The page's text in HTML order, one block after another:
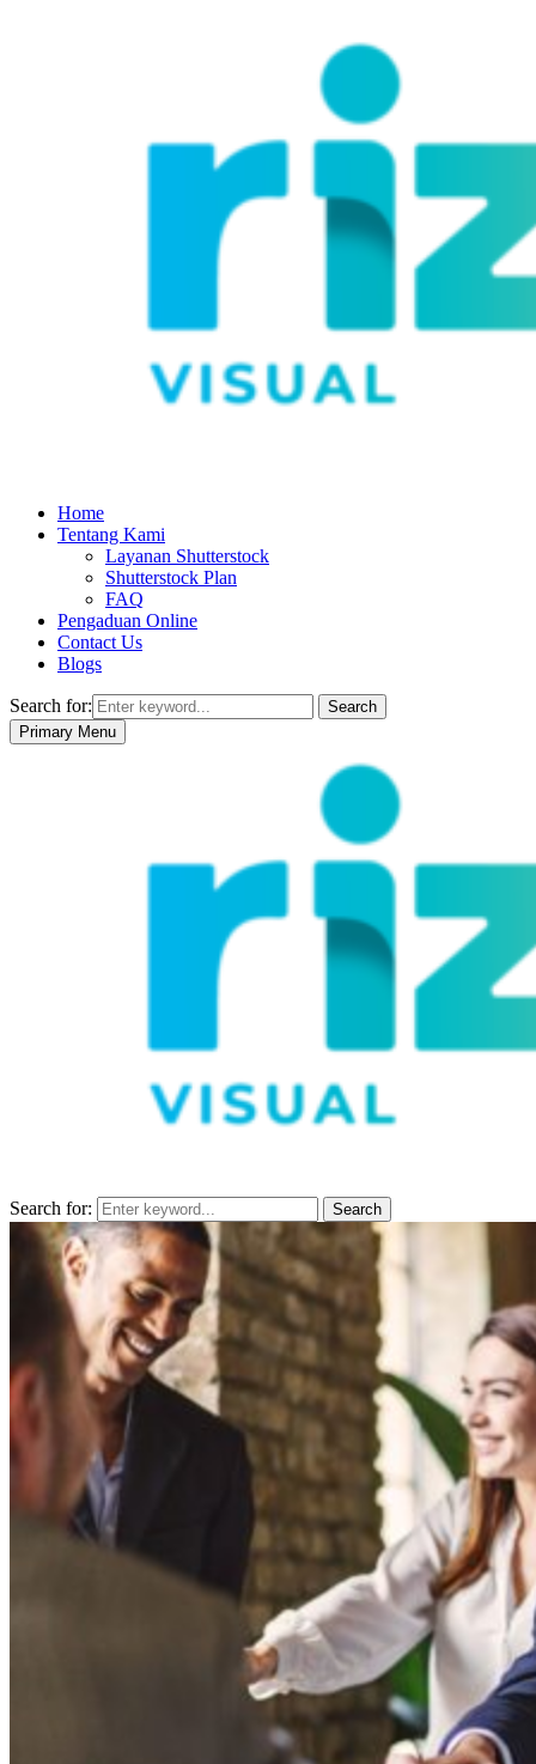
Home
Tentang Kami
Layanan Shutterstock
Shutterstock Plan
FAQ
Pengaduan Online
Contact Us
Blogs
Search for:
Search
Primary Menu
Search for: Search